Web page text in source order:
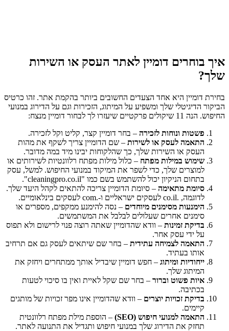
איך בוחרים דומיין לאתר העסק או השירות
שלך?
בחירת דומיין היא אחד הצעדים החשובים ביותר בהקמת אתר. זהו כרטיס
הביקור הדיגיטלי שלך ומשפיע על המיתוג, הזכירות וגם על הדירוג במנועי
החיפוש. הנה 11 שיקולים פרקטיים שיעזרו לך לבחור דומיין מנצח:
פשטות ונוחות לזכירה – בחר דומיין קצר, קליט וקל לזכירה.
התאמה לעסק או לשירות – שם הדומיין צריך לשקף את מהות
העסק או השירות שלך, כך שהלקוחות יבינו מיד במה מדובר.
שימוש במילות מפתח – כלול מילות מפתח רלוונטיות לשירותים או
למוצרים שלך, כדי לשפר את המיקוד במנועי החיפוש. למשל, עסק
בתחום הניקיון יכול להשתמש בשם כמו "cleaningpro.co.il".
סיומת מתאימה – סיומת הדומיין צריכה להתאים לקהל היעד שלך.
לדוגמה, .co.il לעסקים ישראליים ו-.com לעסקים בינלאומיים.
הימנעות מסימנים מיוחדים – נסה להימנע ממקפים, מספרים או
סימנים אחרים שעלולים לבלבל את המשתמשים.
בדיקת זמינות – וודא שהדומיין שאתה רוצה פנוי לרישום ולא תפוס
על ידי עסק אחר.
התאמה לצמיחה עתידית – בחר שם שיתאים לעסק גם אם תרחיב
אותו בעתיד.
ייחודיות ומיתוג – חפש דומיין שיבדיל אותך ממתחרים ויחזק את
המיתוג שלך.
איות פשוט וברור – בחר שם שקל לאיית ואין בו סיכוי לטעות
בכתיבה.
בדיקת זכויות יוצרים – וודא שהדומיין אינו מפר זכויות של מותגים
קיימים.
התאמה למנועי חיפוש (SEO)
– הוספת מילת מפתח רלוונטית
תחזק את הדירוג שלך במנועי חיפוש ותגדיל את התנועה לאתר.